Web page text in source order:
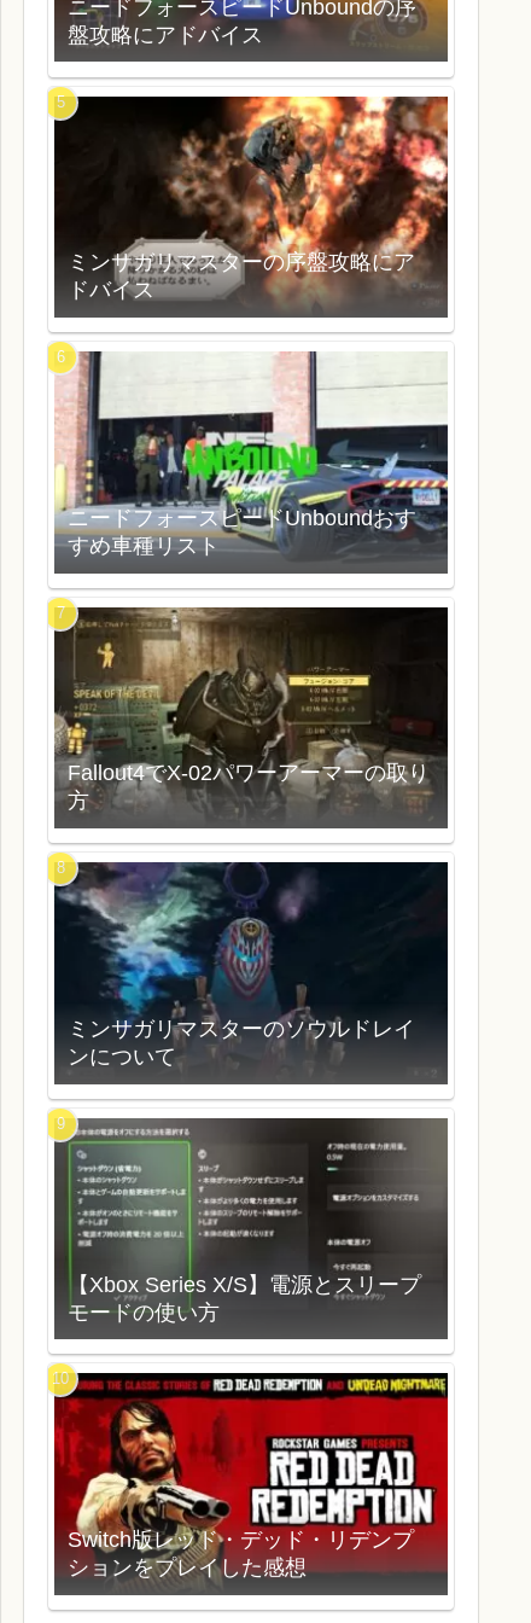
ニードフォースピードUnboundの序
盤攻略にアドバイス
ミンサガリマスターの序盤攻略にア
ドバイス
ニードフォースピードUnboundおす
すめ車種リスト
Fallout4でX-02パワーアーマーの取り
方
ミンサガリマスターのソウルドレイ
ンについて
【Xbox Series X/S】電源とスリープ
モードの使い方
Switch版レッド・デッド・リデンプ
ションをプレイした感想